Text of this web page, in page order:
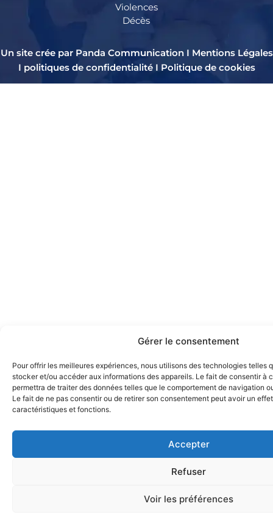
Gérer le consentement
Pour offrir les meilleures expériences, nous utilisons des technologies telles
stocker et/ou accéder aux informations des appareils. Le fait de consentir à
permettra de traiter des données telles que le comportement de navigation
Le fait de ne pas consentir ou de retirer son consentement peut avoir un
caractéristiques et fonctions.
Accepter
Refuser
Voir les préférences
Violences
Décès
Un site crée par Panda Communication I Mentions Légales
I politiques de confidentialitéI Politique de cookies